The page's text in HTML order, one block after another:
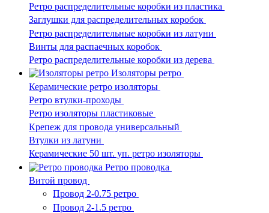
Ретро распределительные коробки из пластика
Заглушки для распределительных коробок
Ретро распределительные коробки из латуни
Винты для распаечных коробок
Ретро распределительные коробки из дерева
Изоляторы ретро
Керамические ретро изоляторы
Ретро втулки-проходы
Ретро изоляторы пластиковые
Крепеж для провода универсальный
Втулки из латуни
Керамические 50 шт. уп. ретро изоляторы
Ретро проводка
Витой провод
Провод 2-0.75 ретро
Провод 2-1.5 ретро